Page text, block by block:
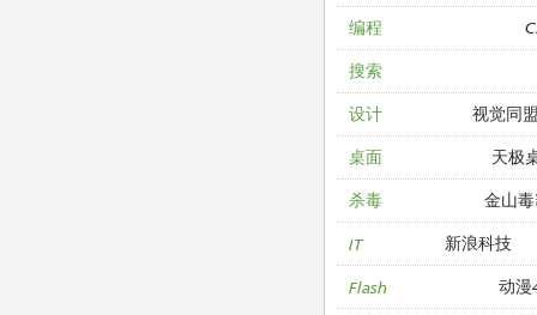
编程
搜索
设计 视觉同
桌面 天极
杀毒 金山
IT 新浪科技
Flash 动漫